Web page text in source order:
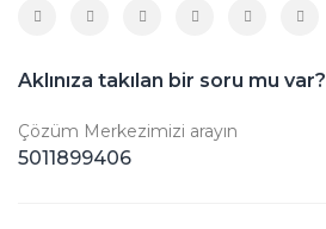
Aklınıza takılan bir soru mu var?
Çözüm Merkezimizi arayın
5011899406